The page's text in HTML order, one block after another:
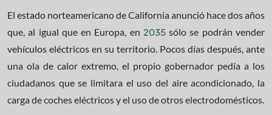
El estado norteamericano de California anunció hace dos años
que, al igual que en Europa, en 2035sólo se podrán vender
vehículos eléctricos en su territorio. Pocos días después, ante
una ola de calor extremo, el propio gobernador pedía a los
ciudadanos que se limitara el uso del aire acondicionado, la
carga de coches eléctricos y el uso de otros electrodomésticos.